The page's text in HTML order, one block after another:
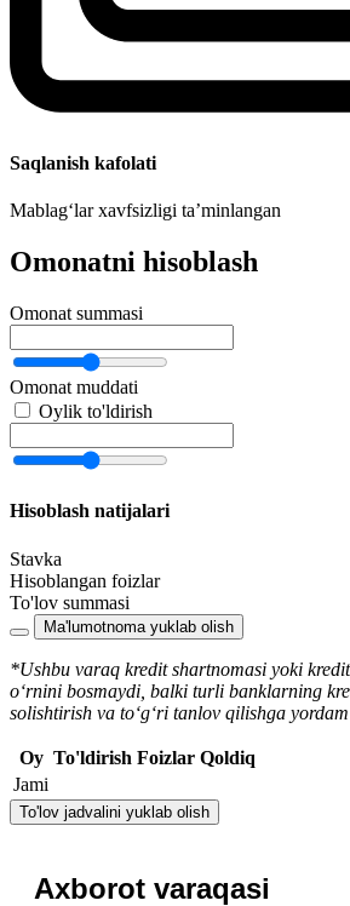
Saqlanish kafolati
Mablag‘lar xavfsizligi ta’minlangan
Omonatni hisoblash
Omonat summasi
Omonat muddati
Oylik to'ldirish
Hisoblash natijalari
Stavka
Hisoblangan foizlar
To'lov summasi
Ma'lumotnoma yuklab olish
*Ushbu varaq kredit shartnomasi yoki
o‘rnini bosmaydi, balki turli banklarning
solishtirish va to‘g‘ri tanlov qilishga
Oy To'ldirish Foizlar Qoldiq
Jami
To'lov jadvalini yuklab olish
Axborot varaqasi